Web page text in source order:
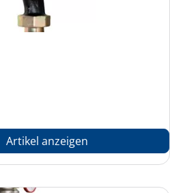
Artikel anzeigen